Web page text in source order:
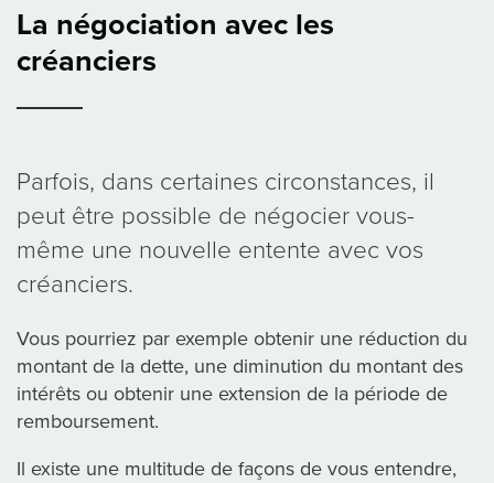
La négociation avec les
créanciers
Parfois, dans certaines circonstances, il
peut être possible de négocier vous-
même une nouvelle entente avec vos
créanciers.
Vous pourriez par exemple obtenir une réduction du
montant de la dette, une diminution du montant des
intérêts ou obtenir une extension de la période de
remboursement.
Il existe une multitude de façons de vous entendre,